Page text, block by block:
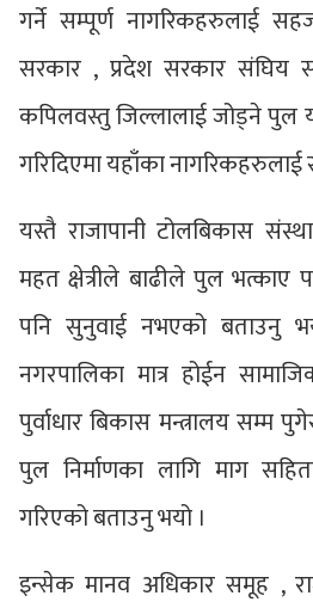
गर्ने सम्पूर्ण नागरिकहरुलाई
सरकार , प्रदेश सरकार संघिय
कपिलवस्तु जिल्लालाई जोड्ने पुल
गरिदिएमा यहाँका
यस्तै राजापानी टोलबिकास
महत क्षेत्रीले बाढीले पुल
पनि सुनुवाई नभएको बताउनु
नगरपालिका मात्र होईन
पुर्वाधार बिकास मन्त्रालय सम्म
पुल निर्माणका लागि माग
गरिएको बताउनु भयो ।
इन्सेक मानव अधिकार समूह ,